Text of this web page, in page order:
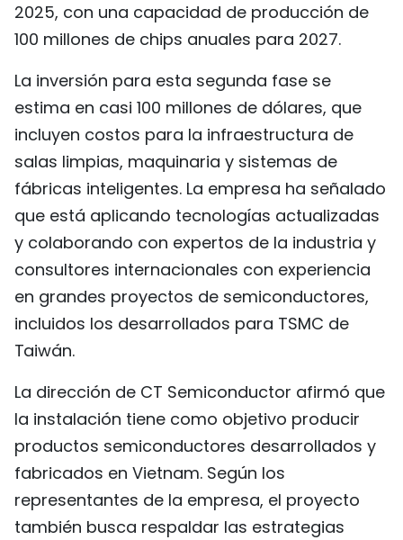
2025, con una capacidad de producción de
100 millones de chips anuales para 2027.
La inversión para esta segunda fase se
estima en casi 100 millones de dólares, que
incluyen costos para la infraestructura de
salas limpias, maquinaria y sistemas de
fábricas inteligentes. La empresa ha señalado
que está aplicando tecnologías actualizadas
y colaborando con expertos de la industria y
consultores internacionales con experiencia
en grandes proyectos de semiconductores,
incluidos los desarrollados para TSMC de
Taiwán.
La dirección de CT Semiconductor afirmó que
la instalación tiene como objetivo producir
productos semiconductores desarrollados y
fabricados en Vietnam. Según los
representantes de la empresa, el proyecto
también busca respaldar las estrategias